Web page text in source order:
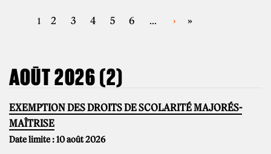
PAGES
1 2 3 4 5 6 … › »
AOÛT 2026 (2)
EXEMPTION DES DROITS DE SCOLARITÉ MAJORÉS-
MAÎTRISE
Date limite : 10 août 2026